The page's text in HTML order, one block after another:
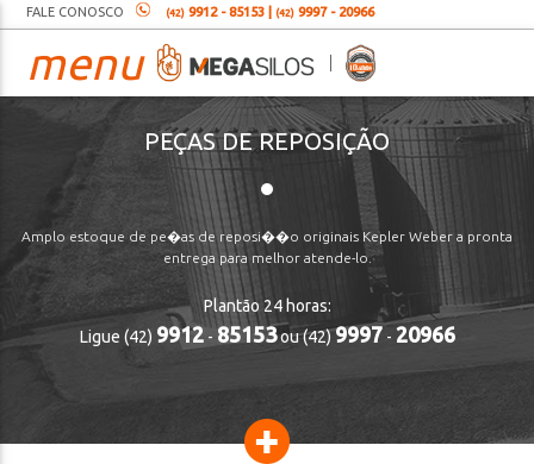
FALE CONOSCO (42) 9912 - 85153 | (42) 9997 - 20966
menu
PEÇAS DE REPOSIÇÃO
Amplo estoque de pe�as de reposi��o originais Kepler Weber a pronta
entrega para melhor atende-lo.
Plantão 24 horas:
Ligue (42) 9912- 85153ou (42)9997- 20966